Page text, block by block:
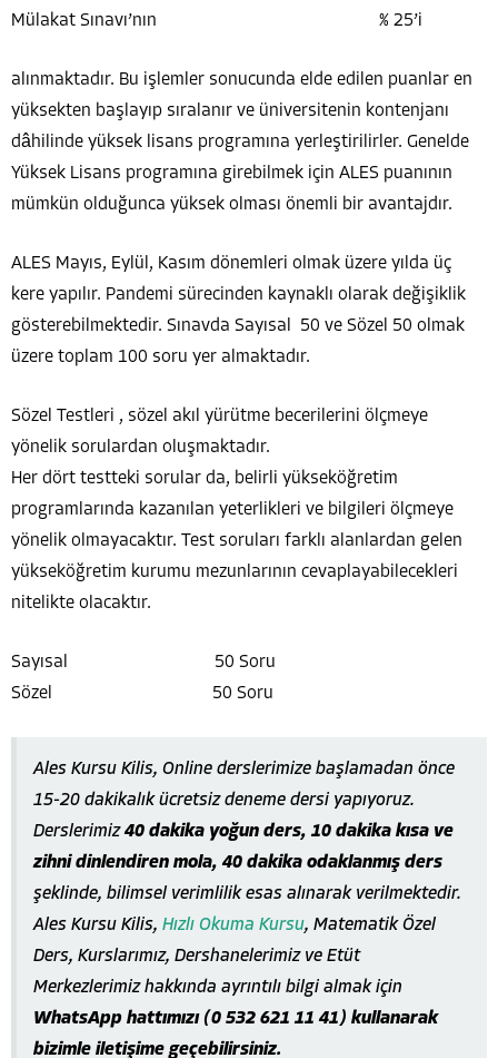
Mülakat Sınavı’nın % 25’i
alınmaktadır. Bu işlemler sonucunda elde edilen puanlar en
yüksekten başlayıp sıralanır ve üniversitenin kontenjanı
dâhilinde yüksek lisans programına yerleştirilirler. Genelde
Yüksek Lisans programına girebilmek için ALES puanının
mümkün olduğunca yüksek olması önemli bir avantajdır.
ALES Mayıs, Eylül, Kasım dönemleri olmak üzere yılda üç
kere yapılır. Pandemi sürecinden kaynaklı olarak değişiklik
gösterebilmektedir. Sınavda Sayısal 50 ve Sözel 50 olmak
üzere toplam 100 soru yer almaktadır.
Sözel Testleri , sözel akıl yürütme becerilerini ölçmeye
yönelik sorulardan oluşmaktadır.
Her dört testteki sorular da, belirli yükseköğretim
programlarında kazanılan yeterlikleri ve bilgileri ölçmeye
yönelik olmayacaktır. Test soruları farklı alanlardan gelen
yükseköğretim kurumu mezunlarının cevaplayabilecekleri
nitelikte olacaktır.
Sayısal 50 Soru
Sözel 50 Soru
Ales Kursu Kilis, Online derslerimize başlamadan önce
15-20 dakikalık ücretsiz deneme dersi yapıyoruz.
Derslerimiz40 dakika yoğun ders, 10 dakika kısa ve
zihni dinlendiren mola, 40 dakika odaklanmış ders
şeklinde, bilimsel verimlilik esas alınarak verilmektedir.
Ales Kursu Kilis, Hızlı Okuma Kursu, Matematik Özel
Ders, Kurslarımız, Dershanelerimiz ve Etüt
Merkezlerimiz hakkında ayrıntılı bilgi almak için
WhatsApp hattımızı (0 532 621 11 41) kullanarak
bizimle iletişime geçebilirsiniz.